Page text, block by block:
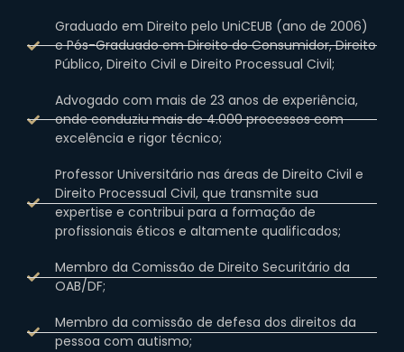
Graduado em Direito pelo UniCEUB (ano de 2006)
e Pós-Graduado em Direito do Consumidor, Direito
Público, Direito Civil e Direito Processual Civil;
Advogado com mais de 23 anos de experiência,
onde conduziu mais de 4.000 processos com
excelência e rigor técnico;
Professor Universitário nas áreas de Direito Civil e
Direito Processual Civil, que transmite sua
expertise e contribui para a formação de
profissionais éticos e altamente qualificados;
Membro da Comissão de Direito Securitário da
OAB/DF;
Membro da comissão de defesa dos direitos da
pessoa com autismo;